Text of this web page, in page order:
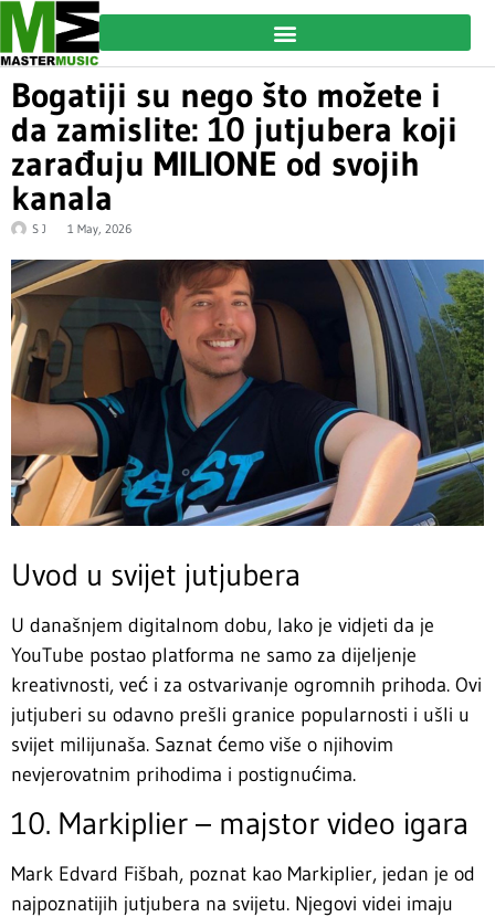
Bogatiji su nego što možete i
da zamislite: 10 jutjubera koji
zarađuju MILIONE od svojih
kanala
S J 1 May, 2026
Uvod u svijet jutjubera
U današnjem digitalnom dobu, lako je vidjeti da je
YouTube postao platforma ne samo za dijeljenje
kreativnosti, već i za ostvarivanje ogromnih prihoda. Ovi
jutjuberi su odavno prešli granice popularnosti i ušli u
svijet milijunaša. Saznat ćemo više o njihovim
nevjerovatnim prihodima i postignućima.
10. Markiplier – majstor video igara
Mark Edvard Fišbah, poznat kao Markiplier, jedan je od
najpoznatijih jutjubera na svijetu. Njegovi videi imaju